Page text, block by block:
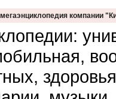
мегаэнциклопедия компании